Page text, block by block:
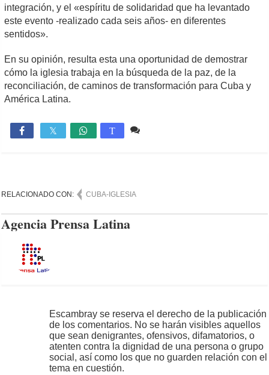
integración, y el «espíritu de solidaridad que ha levantado
este evento -realizado cada seis años- en diferentes
sentidos».
En su opinión, resulta esta una oportunidad de demostrar
cómo la iglesia trabaja en la búsqueda de la paz, de la
reconciliación, de caminos de transformación para Cuba y
América Latina.
 T
RELACIONADO CON: CUBA-IGLESIA
Agencia Prensa Latina
Escambray se reserva el derecho de la publicación
de los comentarios. No se harán visibles aquellos
que sean denigrantes, ofensivos, difamatorios, o
atenten contra la dignidad de una persona o grupo
social, así como los que no guarden relación con el
tema en cuestión.